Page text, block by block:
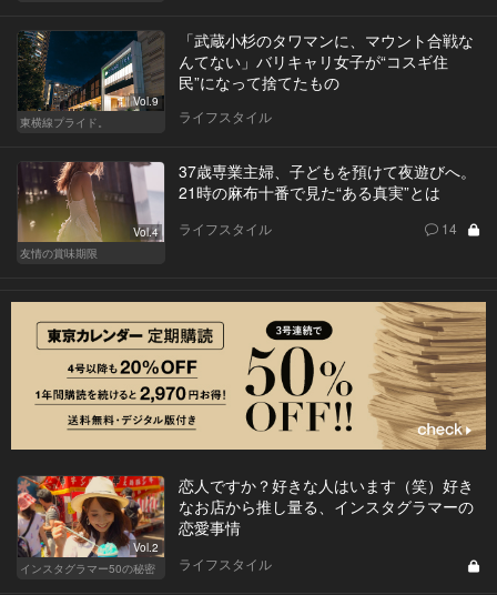
Vol.9
東横線プライド。
「武蔵小杉のタワマンに、マウント合戦な
んてない」バリキャリ女子が“コスギ住
民”になって捨てたもの
ライフスタイル
Vol.4
友情の賞味期限
37歳専業主婦、子どもを預けて夜遊びへ。
21時の麻布十番で見た“ある真実”とは
ライフスタイル 14
Vol.2
インスタグラマー50の秘密
恋人ですか？好きな人はいます（笑）好き
なお店から推し量る、インスタグラマーの
恋愛事情
ライフスタイル